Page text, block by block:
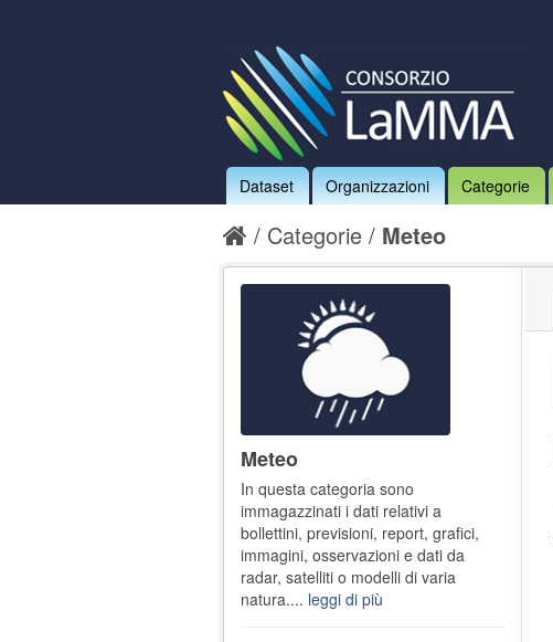
Dataset Organizzazioni Categorie
Categorie Meteo
Meteo
In questa categoria sono
immagazzinati i dati relativi a
bollettini, previsioni, report, grafici,
immagini, osservazioni e dati da
radar, satelliti o modelli di varia
natura.... leggi di più